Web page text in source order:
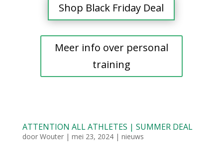
Shop Black Friday Deal
Meer info over personal
training
ATTENTION ALL ATHLETES | SUMMER DEAL
door Wouter| mei 23, 2024| nieuws